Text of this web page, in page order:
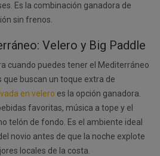
Es la combinación ganadora de
sin frenos.
Velero y Big Paddle
cuando puedes tener el Mediterráneo
que buscan un toque extra de
en velero es la opción ganadora.
favoritas, música a tope y el
telón de fondo. Es el ambiente ideal
novio antes de que la noche explote
locales de la costa.